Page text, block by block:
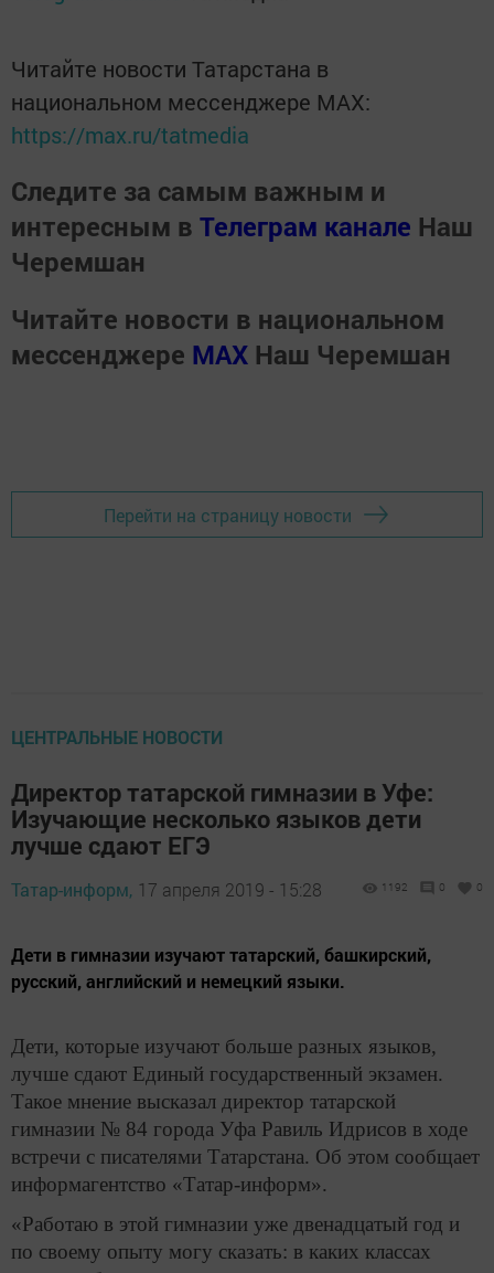
Читайте новости Татарстана в
национальном мессенджере MАХ:
https://max.ru/tatmedia
Следите за самым важным и
интересным в Телеграм канале Наш
Черемшан
Читайте новости в национальном
мессенджере MАХ Наш Черемшан
Перейти на страницу новости
ЦЕНТРАЛЬНЫЕ НОВОСТИ
Директор татарской гимназии в Уфе:
Изучающие несколько языков дети
лучше сдают ЕГЭ
Татар-информ, 17 апреля 2019 - 15:28 1192 0 0
Дети в гимназии изучают татарский, башкирский,
русский, английский и немецкий языки.
Дети, которые изучают больше разных языков,
лучше сдают Единый государственный экзамен.
Такое мнение высказал директор татарской
гимназии № 84 города Уфа Равиль Идрисов в ходе
встречи с писателями Татарстана. Об этом сообщает
информагентство «Татар-информ».
«Работаю в этой гимназии уже двенадцатый год и
по своему опыту могу сказать: в каких классах